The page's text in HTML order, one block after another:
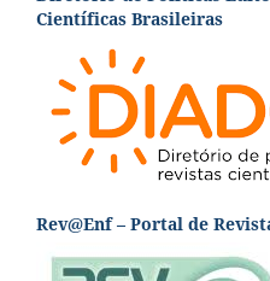
Científicas Brasileiras
Rev@Enf – Portal de